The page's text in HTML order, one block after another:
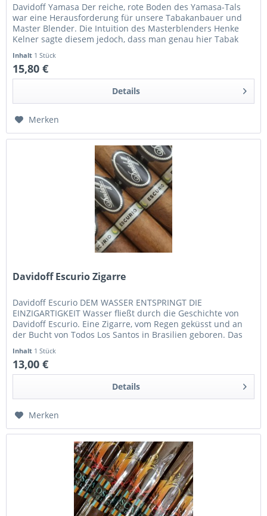
Davidoff Yamasa Der reiche, rote Boden des Yamasa-Tals
war eine Herausforderung für unsere Tabakanbauer und
Master Blender. Die Intuition des Masterblenders Henke
Kelner sagte diesem jedoch, dass man genau hier Tabak
Inhalt 1 Stück
15,80 €
Details
Merken
Davidoff Escurio Zigarre
Davidoff Escurio DEM WASSER ENTSPRINGT DIE
EINZIGARTIGKEIT Wasser fließt durch die Geschichte von
Davidoff Escurio. Eine Zigarre, vom Regen geküsst und an
der Bucht von Todos Los Santos in Brasilien geboren. Das
Inhalt 1 Stück
13,00 €
Details
Merken